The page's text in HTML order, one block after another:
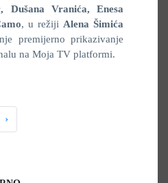
Dušana Vranića, Enesa
, u režiji Alena Šimića
premijerno prikazivanje
na Moja TV platformi.
›